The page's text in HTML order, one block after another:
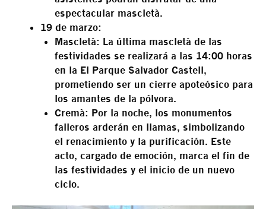
espectacular mascletà.
19 de marzo:
Mascletà: La última mascletà de las
festividades se realizará a las 14:00 horas
en la El Parque Salvador Castell,
prometiendo ser un cierre apoteósico para
los amantes de la pólvora.
Cremà: Por la noche, los monumentos
falleros arderán en llamas, simbolizando
el renacimiento y la purificación. Este
acto, cargado de emoción, marca el fin de
las festividades y el inicio de un nuevo
ciclo.